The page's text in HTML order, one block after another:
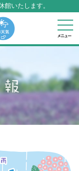
館いたします。
となります
館いたします。